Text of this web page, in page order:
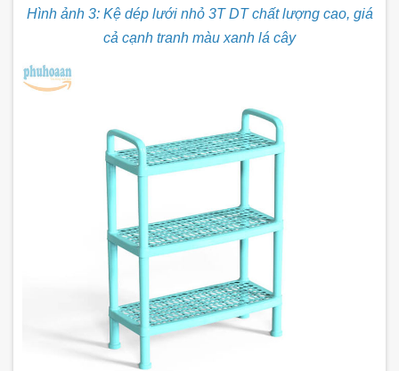
Hình ảnh 3: Kệ dép lưới nhỏ 3T DT chất lượng cao, giá
cả cạnh tranh màu xanh lá cây